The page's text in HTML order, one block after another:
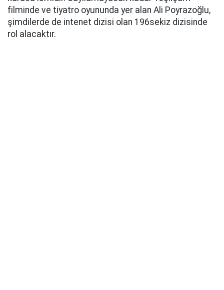
filminde ve tiyatro oyununda yer alan Ali Poyrazoğlu,
şimdilerde de intenet dizisi olan 196sekiz dizisinde
rol alacaktır.